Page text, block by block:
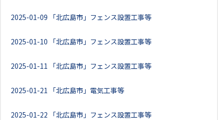
2025-01-09 「北広島市」フェンス設置工事等
2025-01-10 「北広島市」フェンス設置工事等
2025-01-11 「北広島市」フェンス設置工事等
2025-01-21 「北広島市」電気工事等
2025-01-22 「北広島市」フェンス設置工事等